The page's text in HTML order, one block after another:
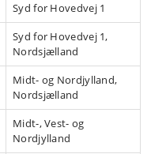
Syd for Hovedvej 1
Syd for Hovedvej 1,
Nordsjælland
Midt- og Nordjylland,
Nordsjælland
Midt-, Vest- og
Nordjylland